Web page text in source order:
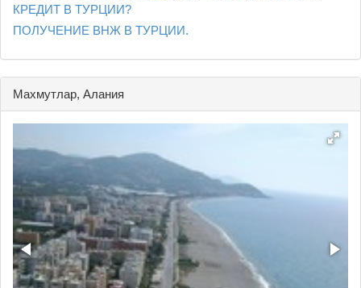
КРЕДИТ В ТУРЦИИ?
ПОЛУЧЕНИЕ ВНЖ В ТУРЦИИ.
Махмутлар, Алания